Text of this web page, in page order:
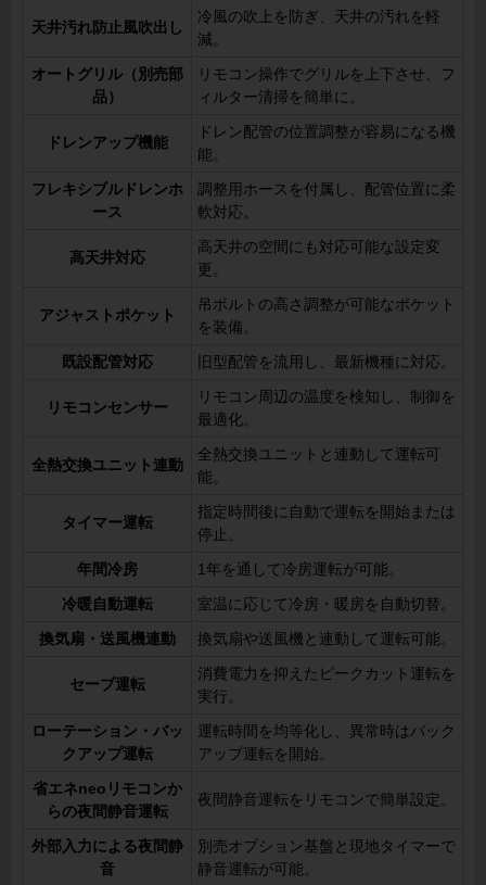
天井汚れ防止風吹出し
冷風の吹上を防ぎ、天井の汚れを軽
減。
オートグリル（別売部
品）
リモコン操作でグリルを上下させ、フ
ィルター清掃を簡単に。
ドレンアップ機能
ドレン配管の位置調整が容易になる機
能。
フレキシブルドレンホ
ース
調整用ホースを付属し、配管位置に柔
軟対応。
高天井対応
高天井の空間にも対応可能な設定変
更。
アジャストポケット
吊ボルトの高さ調整が可能なポケット
を装備。
既設配管対応 旧型配管を流用し、最新機種に対応。
リモコンセンサー
リモコン周辺の温度を検知し、制御を
最適化。
全熱交換ユニット連動
全熱交換ユニットと連動して運転可
能。
タイマー運転
指定時間後に自動で運転を開始または
停止。
年間冷房 1年を通して冷房運転が可能。
冷暖自動運転 室温に応じて冷房・暖房を自動切替。
換気扇・送風機連動 換気扇や送風機と連動して運転可能。
セーブ運転
消費電力を抑えたピークカット運転を
実行。
ローテーション・バッ
クアップ運転
運転時間を均等化し、異常時はバック
アップ運転を開始。
省エネneoリモコンか
らの夜間静音運転
夜間静音運転をリモコンで簡単設定。
外部入力による夜間静
音
別売オプション基盤と現地タイマーで
静音運転が可能。